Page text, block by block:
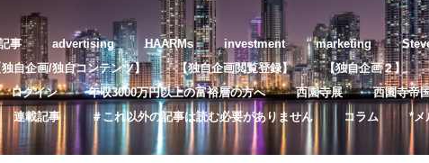
コ
ン
テ
ン
事 advertising HAARMs investment marketing
独自企画/独自コンテンツ】 【独自企画閲覧登録】 【独自企画２】
ログイン 年収3000万円以上の富裕層の方へ 西園寺展 西園寺帝
連載記事
＃これ以外の記事は読む必要がありません コラム *メ